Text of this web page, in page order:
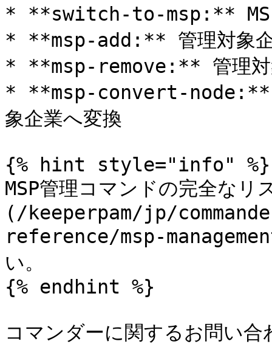
* **switch-to-msp:** MSP
* **msp-add:** 管理対象企
* **msp-remove:** 管理対
* **msp-convert-node:**
象企業へ変換
{% hint style="info" %}
MSP管理コマンドの完全な
(/keeperpam/jp/
reference/msp-
い。
{% endhint %}
コマンダーに関するお問い合